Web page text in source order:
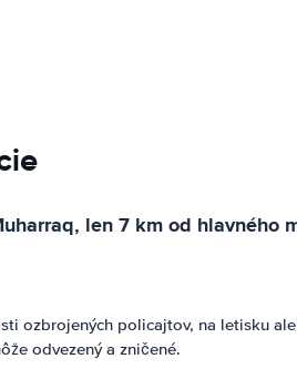
len 7 km od hlavného
ozbrojených policajtov, na letisku
odvezený a zničené.